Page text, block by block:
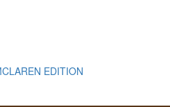
EDITION